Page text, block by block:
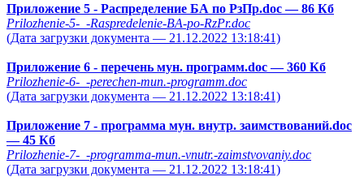
Приложение 5 - Распределение БА по РзПр.doc— 86 Кб
Prilozhenie-5-_-Raspredelenie-BA-po-RzPr.doc
(Дата загрузки документа — 21.12.2022 13:18:41)
Приложение 6 - перечень мун. программ.doc— 360 Кб
Prilozhenie-6-_-perechen-mun.-programm.doc
(Дата загрузки документа — 21.12.2022 13:18:41)
Приложение 7 - программа мун. внутр. заимствований.doc
— 45 Кб
Prilozhenie-7-_-programma-mun.-vnutr.-zaimstvovaniy.doc
(Дата загрузки документа — 21.12.2022 13:18:41)